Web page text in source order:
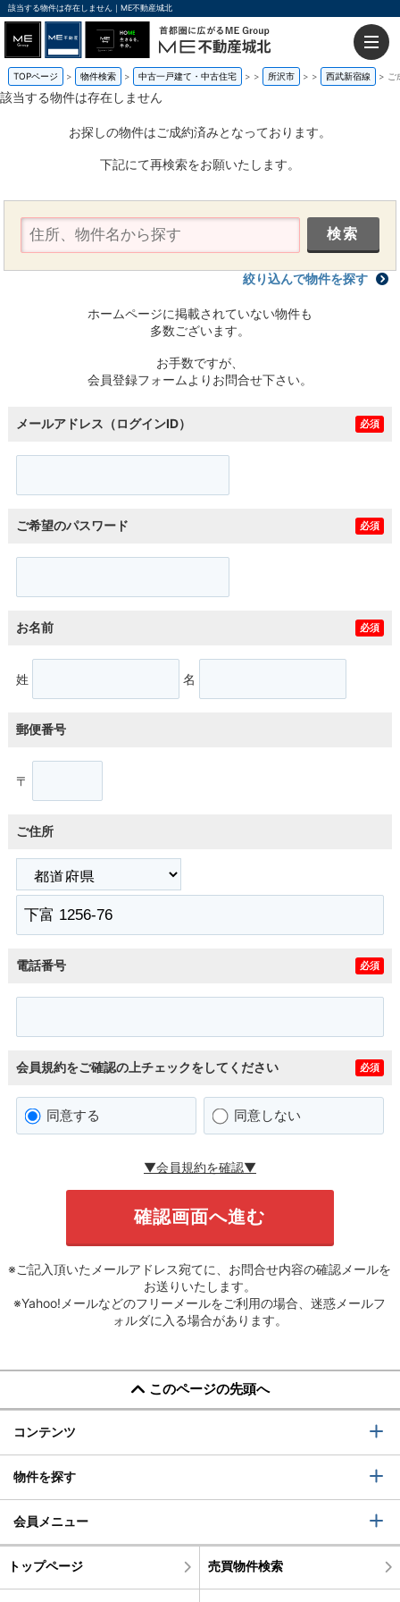
該当する物件は存在しません｜ME不動産城北
TOPページ 物件検索 中古一戸建て・中古住宅 > 所沢市 > 西武新宿線 ご
該当する物件は存在しません
お探しの物件はご成約済みとなっております。
下記にて再検索をお願いたします。
絞り込んで物件を探す
ホームページに掲載されていない物件も
多数ございます。
お手数ですが、
会員登録フォームよりお問合せ下さい。
メールアドレス（ログインID） 必須
ご希望のパスワード 必須
お名前 必須
姓 名
郵便番号
〒
ご住所
電話番号 必須
会員規約をご確認の上チェックをしてください 必須
同意する 同意しない
▼会員規約を確認▼
※ご記入頂いたメールアドレス宛てに、お問合せ内容の確認メールを
お送りいたします。
※Yahoo!メールなどのフリーメールをご利用の場合、迷惑メールフ
ォルダに入る場合があります。
このページの先頭へ
コンテンツ
物件を探す
会員メニュー
トップページ 売買物件検索